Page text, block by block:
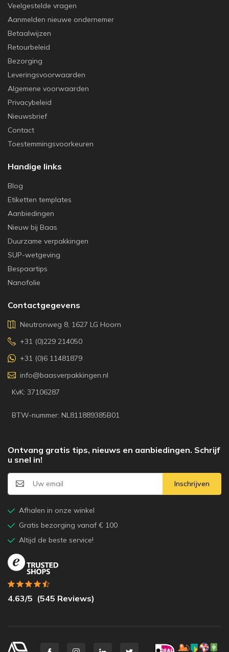
Veelgestelde vragen
Aanmelden nieuwe ondernemer
Betaalwijzen
Retourbeleid
Bezorging
Leveringsvoorwaarden
Algemene voorwaarden
Privacybeleid
Nieuwsbrief
Contact
Toestemmingsvoorkeuren
Handige links
Blog
Etiketten templates
Aanbiedingen
Nieuw bij Baas
Duurzame verpakkingen
SUP-wetgeving
Bespaartips
Nanofolie
Contactgegevens
Neutronweg 8, 1627 LG Hoorn
+31 (0)229 214050
+31 (0)6 11481879
info@baasverpakkingen.nl
KvK: 37106287
BTW-nummer: NL811889385B01
Ontvang gratis tips, nieuws en aanbiedingen. Schrijf
u snel in!
Inschrijven
Afhalen in onze winkel
Gratis bezorging vanaf € 100
Altijd de beste service!
4.63/5 (545 Reviews)